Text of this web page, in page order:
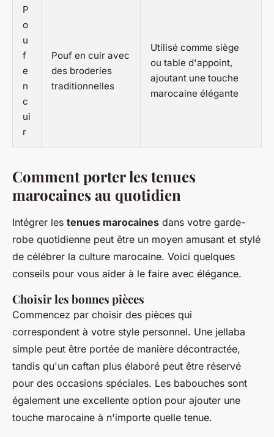
P
o
u
f
e
n
c
ui
r
Pouf en cuir avec
des broderies
traditionnelles
Utilisé comme siège
ou table d'appoint,
ajoutant une touche
marocaine élégante
Comment porter les tenues
marocaines au quotidien
Intégrer les tenues marocaines dans votre garde-
robe quotidienne peut être un moyen amusant et stylé
de célébrer la culture marocaine. Voici quelques
conseils pour vous aider à le faire avec élégance.
Choisir les bonnes pièces
Commencez par choisir des pièces qui
correspondent à votre style personnel. Une jellaba
simple peut être portée de manière décontractée,
tandis qu'un caftan plus élaboré peut être réservé
pour des occasions spéciales. Les babouches sont
également une excellente option pour ajouter une
touche marocaine à n'importe quelle tenue.